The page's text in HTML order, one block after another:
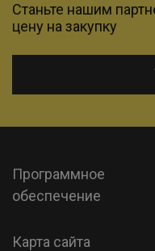
Станьте нашим
цену на закупку
Программное
обеспечение
Карта сайта